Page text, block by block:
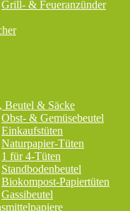
Grill- & Feueranzünder
Beutel & Säcke
Obst- & Gemüsebeutel
Einkaufstüten
Naturpapier-Tüten
1 für 4-Tüten
Standbodenbeutel
Biokompost-Papiertüten
Gassibeutel